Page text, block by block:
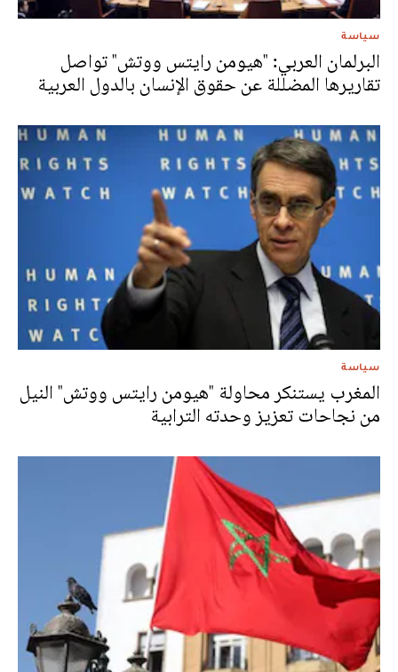
سياسة
البرلمان العربي: "هيومن رايتس ووتش" تواصل
تقاريرها المضللة عن حقوق الإنسان بالدول العربية
سياسة
المغرب يستنكر محاولة "هيومن رايتس ووتش" النيل
من نجاحات تعزيز وحدته الترابية